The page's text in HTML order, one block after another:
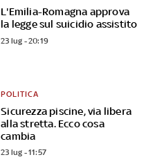
L'Emilia-Romagna approva
la legge sul suicidio assistito
23 lug - 20:19
Sicurezza piscine, via libera
alla stretta. Ecco cosa
cambia
POLITICA
23 lug - 11:57